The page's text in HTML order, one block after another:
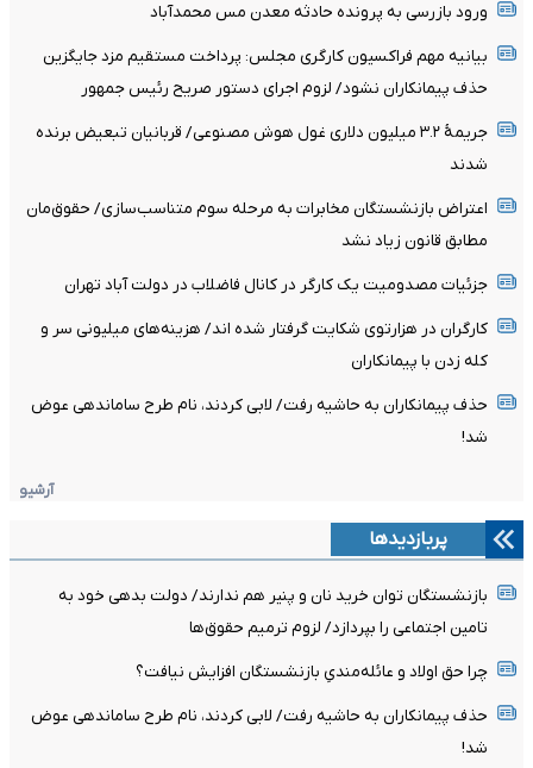
ورود بازرسی به پرونده حادثه معدن مس محمدآباد
بیانیه مهم فراکسیون کارگری مجلس: پرداخت مستقیم مزد جایگزین
حذف پیمانکاران نشود/ لزوم اجرای دستور صریح رئیس جمهور
جریمۀ ۳.۲ میلیون دلاری غول هوش مصنوعی/ قربانیان تبعیض برنده
شدند
اعتراض بازنشستگان مخابرات به مرحله سوم متناسب‌سازی/ حقوق‌مان
مطابق قانون زیاد نشد
جزئیات مصدومیت یک کارگر در کانال فاضلاب در دولت آباد تهران
کارگران در هزارتوی شکایت گرفتار شده اند/ هزینه‌های میلیونی سر و
کله زدن با پیمانکاران
حذف پیمانکاران به حاشیه رفت/ لابی کردند، نام طرح ساماندهی عوض
شد!
آرشیو
پربازدیدها
بازنشستگان توان خرید نان و پنیر هم ندارند/ دولت بدهی خود به
تامین اجتماعی را بپردازد/ لزوم ترمیم حقوق‌ها
چرا حق اولاد و عائله‌مندیِ بازنشستگان افزایش نیافت؟
حذف پیمانکاران به حاشیه رفت/ لابی کردند، نام طرح ساماندهی عوض
شد!